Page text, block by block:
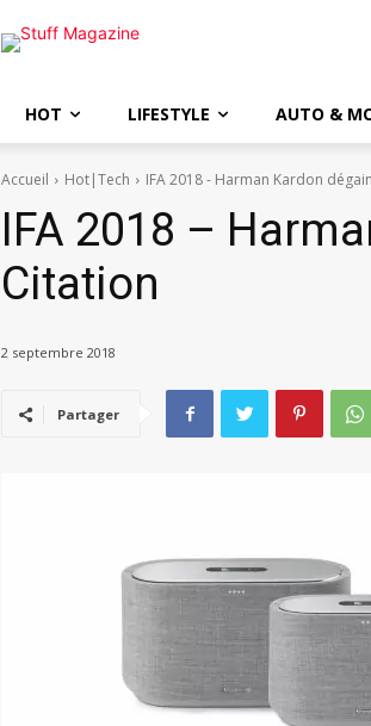
HOT LIFESTYLE AUTO &
Accueil Hot|Tech IFA 2018 - Harman Kardon
IFA 2018 –
Citation
2 septembre 2018
Partager